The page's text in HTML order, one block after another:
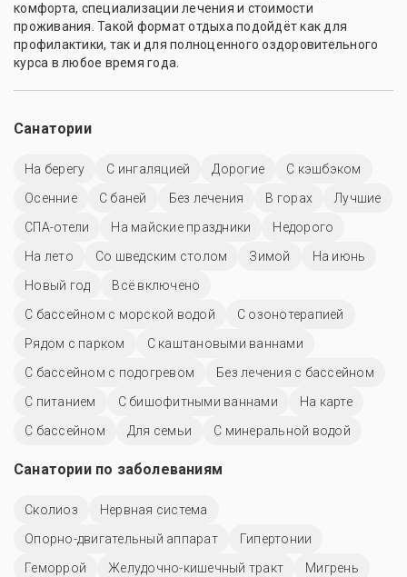
комфорта, специализации лечения и стоимости
проживания. Такой формат отдыха подойдёт как для
профилактики, так и для полноценного оздоровительного
курса в любое время года.
Санатории
На берегу С ингаляцией Дорогие
С кэшбэком
Осенние
С баней Без лечения В горах
Лучшие
СПА-отели
На майские праздники
Недорого
На лето
Со шведским столом Зимой
На июнь
Новый год
Всё включено
С бассейном с морской водой
С озонотерапией
Рядом с парком
С каштановыми ваннами
С бассейном с подогревом
Без лечения с бассейном
С питанием
С бишофитными ваннами
На карте
C бассейном
Для семьи С минеральной водой
Санатории по заболеваниям
Сколиоз
Нервная система
Опорно-двигательный аппарат
Гипертонии
Геморрой
Желудочно-кишечный тракт
Мигрень